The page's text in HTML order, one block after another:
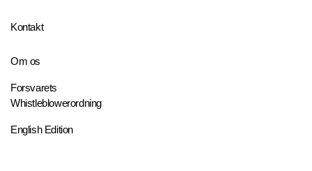
Kontakt
Om os
Forsvarets
Whistleblowerordning
English Edition